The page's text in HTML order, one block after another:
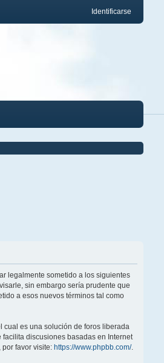
Identificarse
legalmente sometido a los siguientes
sin embargo sería prudente que
a esos nuevos términos tal como
cual es una solución de foros liberada
discusiones basadas en Internet
favor visite: https://www.phpbb.com/.